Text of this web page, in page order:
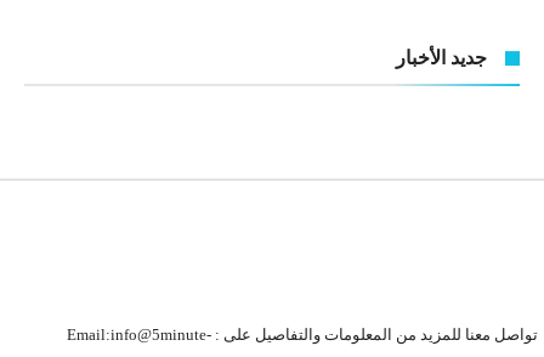
جديد الأخبار
تواصل معنا للمزيد من المعلومات والتفاصيل على : Email:info@5minute-